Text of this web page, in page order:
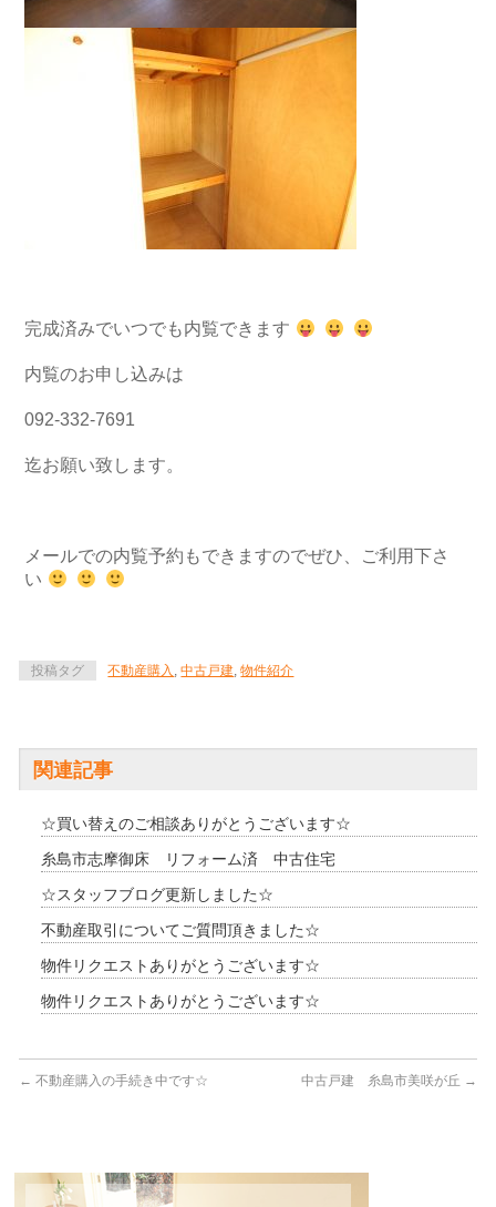
完成済みでいつでも内覧できます
内覧のお申し込みは
092-332-7691
迄お願い致します。
メールでの内覧予約もできますのでぜひ、ご利用下さ
い
投稿タグ 不動産購入 ,中古戸建,物件紹介
関連記事
☆買い替えのご相談ありがとうございます☆
糸島市志摩御床 リフォーム済 中古住宅
☆スタッフブログ更新しました☆
不動産取引についてご質問頂きました☆
物件リクエストありがとうございます☆
物件リクエストありがとうございます☆
← 不動産購入の手続き中です☆ 中古戸建 糸島市美咲が丘 →